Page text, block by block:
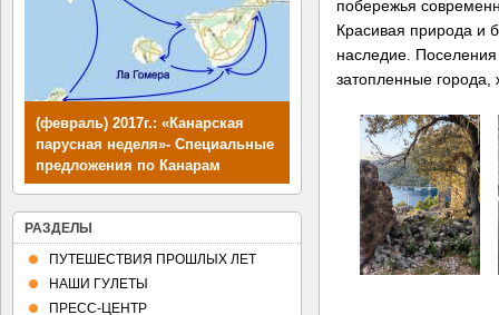
побережья
Красивая природа и
наследие.
затопленные
(февраль) 2017г.: «Канарская
парусная неделя»- Специальные
предложения по Канарам
РАЗДЕЛЫ
ПУТЕШЕСТВИЯ ПРОШЛЫХ ЛЕТ
НАШИ ГУЛЕТЫ
ПРЕСС-ЦЕНТР